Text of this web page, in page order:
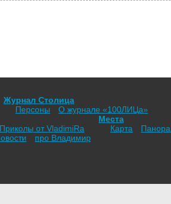
Журнал Столица
Персоны
О журнале «100ЛИЦа»
Приколы от VladimiRа
Места
Карта
про Владимир